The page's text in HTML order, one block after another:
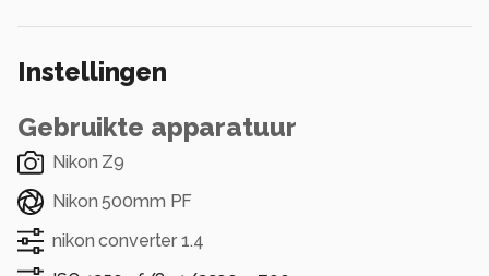
Instellingen
Gebruikte apparatuur
Nikon Z9
Nikon 500mm PF
nikon converter 1.4